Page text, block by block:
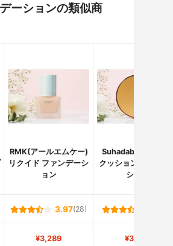
ーションの類似商
RMK(アールエムケー)
リクイド ファンデーシ
ョン
Suhadabi(スハダビ)
クッションファンデー
ション
3.97(28)
¥3,289 ¥3,980